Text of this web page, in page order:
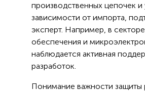
производственных цепочек
зависимости от импорта,
эксперт. Например, в
обеспечения и
наблюдается активная
разработок.
Понимание важности защиты